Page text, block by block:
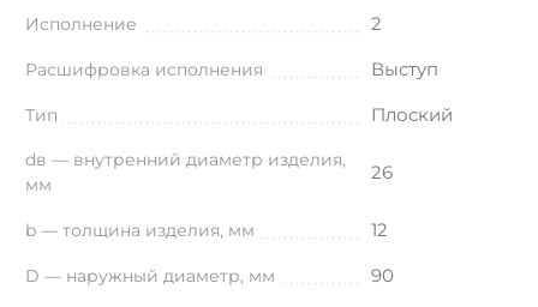
Исполнение 2
Расшифровка исполнения Выступ
Тип Плоский
dв — внутренний диаметр изделия,
мм
26
b — толщина изделия, мм 12
D — наружный диаметр, мм 90